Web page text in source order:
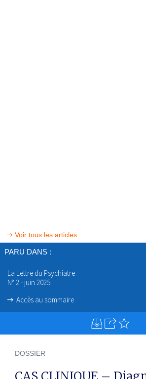
Voir tous les articles
PARU DANS :
La Lettre du Psychiatre
N° 2 - juin 2025
Accès au sommaire
DOSSIER